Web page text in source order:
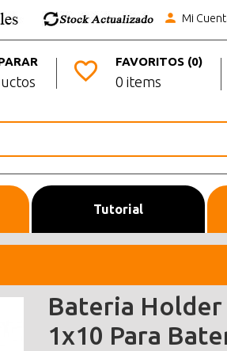
Mi
FAVORITOS (0)
0 items
Tutorial
Bateria
1x10 Para